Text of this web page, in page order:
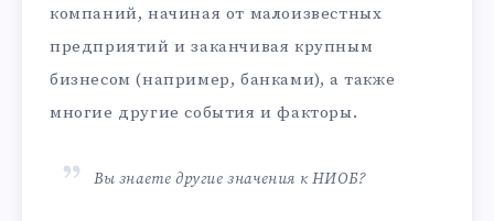
компаний, начиная от малоизвестных
предприятий и заканчивая крупным
бизнесом (например, банками), а также
многие другие события и факторы.
Вы знаете другие значения к НИОБ?